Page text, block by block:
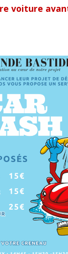
voiture